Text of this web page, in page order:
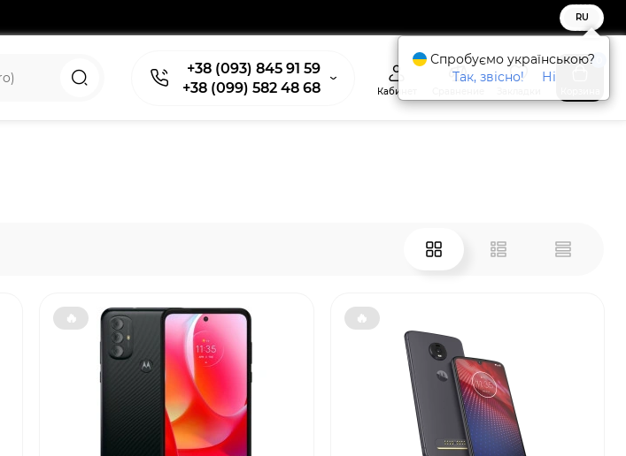
RU
+38 (093) 845 91 59
+38 (099) 582 48 68
Кабинет
🔥 🔥
Спробуємо українською?
Так, звісно!
Ні